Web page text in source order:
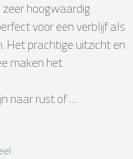
hoogwaardig
voor een verblijf als
Het prachtige uitzicht en
maken het
naar rust of …